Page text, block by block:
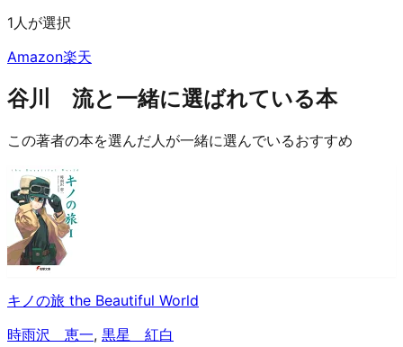
1人が選択
Amazon楽天
谷川 流と一緒に選ばれている本
この著者の本を選んだ人が一緒に選んでいるおすすめ
キノの旅 the Beautiful World
時雨沢 恵一, 黒星 紅白